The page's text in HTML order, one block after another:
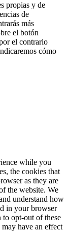
propias y de
de
más
el botón
el contrario
cómo
while you
the cookies that
as they are
the website. We
understand how
in your browser
opt-out of these
have an effect